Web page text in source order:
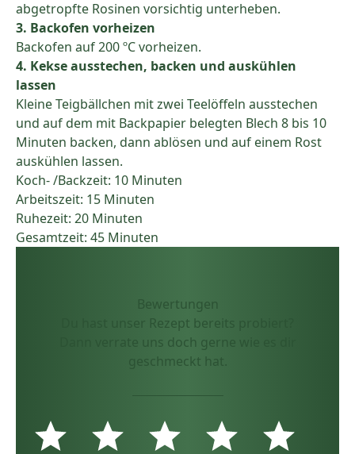
abgetropfte Rosinen vorsichtig unterheben.
3. Backofen vorheizen
Backofen auf 200 ºC vorheizen.
4. Kekse ausstechen, backen und auskühlen
lassen
Kleine Teigbällchen mit zwei Teelöffeln ausstechen
und auf dem mit Backpapier belegten Blech 8 bis 10
Minuten backen, dann ablösen und auf einem Rost
auskühlen lassen.
Koch- /Backzeit: 10 Minuten
Arbeitszeit: 15 Minuten
Ruhezeit: 20 Minuten
Gesamtzeit: 45 Minuten
Bewertungen
Du hast unser Rezept bereits probiert?
Dann verrate uns doch gerne wie es dir
geschmeckt hat.